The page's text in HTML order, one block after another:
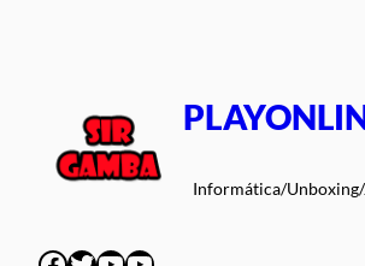
Informática/Unboxing/